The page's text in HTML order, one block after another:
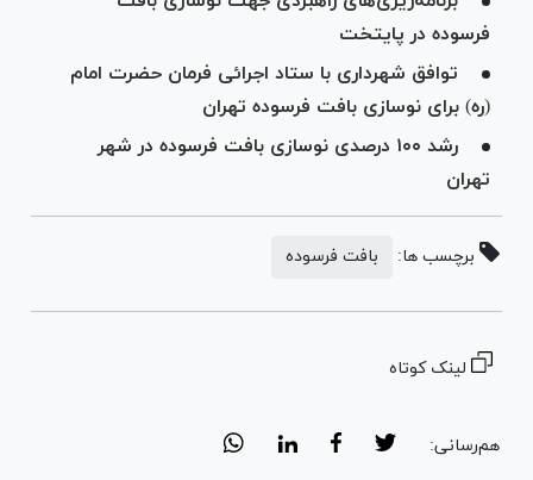
فرسوده در پایتخت
توافق شهرداری با ستاد اجرائی فرمان حضرت امام
(ره) برای نوسازی بافت فرسوده تهران
رشد ۱۰۰ درصدی نوسازی بافت فرسوده در شهر
تهران
برچسب ها: بافت فرسوده
لینک کوتاه
هم‌رسانی: